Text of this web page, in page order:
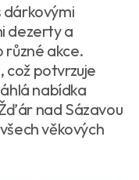
dárkovými
dezerty a
akce.
což potvrzuje
nabídka
nad Sázavou
věkových